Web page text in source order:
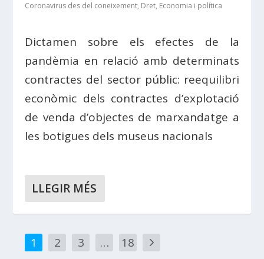
Coronavirus des del coneixement, Dret, Economia i política
Dictamen sobre els efectes de la
pandèmia en relació amb determinats
contractes del sector públic: reequilibri
econòmic dels contractes d’explotació
de venda d’objectes de marxandatge a
les botigues dels museus nacionals
LLEGIR MÉS
1 2 3 … 18